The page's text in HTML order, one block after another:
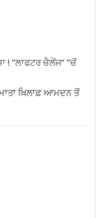
! ”ਲਾਫਟਰ ਚੈਲੇਂਜ” ”ਚੋਂ
ਖ਼ਿਲਾਫ਼ ਆਮਦਨ ਤੋਂ